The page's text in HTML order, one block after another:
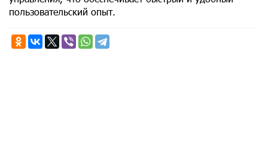
пользовательский опыт.